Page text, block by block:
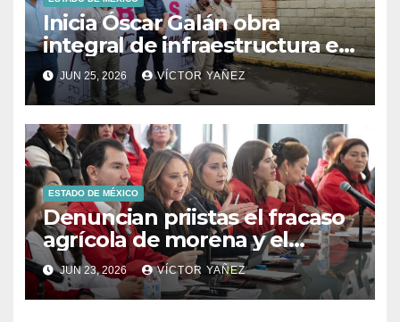
Inicia Óscar Galán obra
integral de infraestructura en
Prolongación León Guzmán
JUN 25, 2026 VÍCTOR YAÑEZ
ESTADO DE MÉXICO
Denuncian priistas el fracaso
agrícola de morena y el
abandono al campo
mexicano
JUN 23, 2026 VÍCTOR YAÑEZ